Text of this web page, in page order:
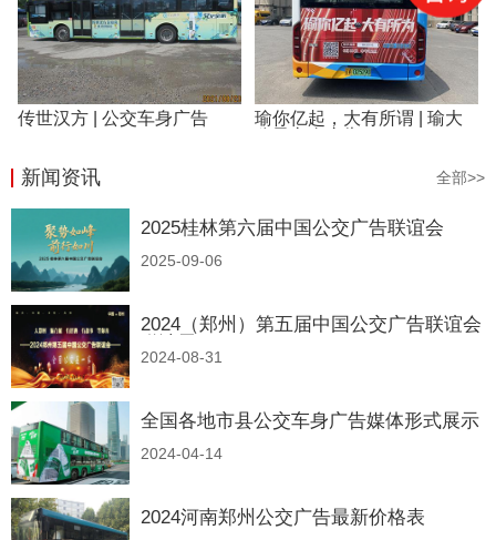
传世汉方 | 公交车身广告
瑜你亿起，大有所谓 | 瑜大
新闻资讯 全部>>
2025桂林第六届中国公交广告联谊会
2025-09-06
2024（郑州）第五届中国公交广告联谊会
2024-08-31
全国各地市县公交车身广告媒体形式展示
2024-04-14
2024河南郑州公交广告最新价格表